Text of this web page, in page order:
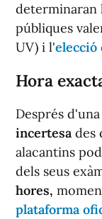
determinaran
públiques
UV) i l'elecció
Hora
Després
incertesa des
alacantins
dels seus
hores,
plataforma